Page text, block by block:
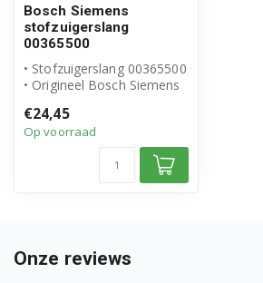
BSG82020/09
BSG82020/10
BSG82022GB/01
BSG82030/01
BSG82030AU/10
Bosch Siemens
stofzuigerslang
00365500
• Stofzuigerslang 00365500
• Origineel Bosch Siemens
• Slang met warte...
€24,45
Op voorraad
Onze reviews